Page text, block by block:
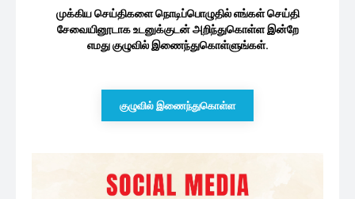
முக்கிய செய்திகளை நொடிப்பொழுதில் எங்கள் செய்தி
சேவையினூடாக உடனுக்குடன் அறிந்துகொள்ள இன்றே
எமது குழுவில் இணைந்துகொள்ளுங்கள்.
குழுவில் இணைந்துகொள்ள